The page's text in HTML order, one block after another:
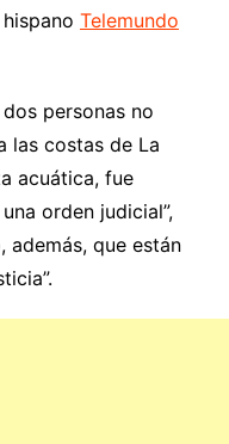
Telemundo
personas no
las costas de La
acuática, fue
orden judicial”,
además, que están